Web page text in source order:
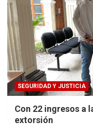
SEGURIDAD Y JUSTICIA
Con 22 ingresos a
extorsión